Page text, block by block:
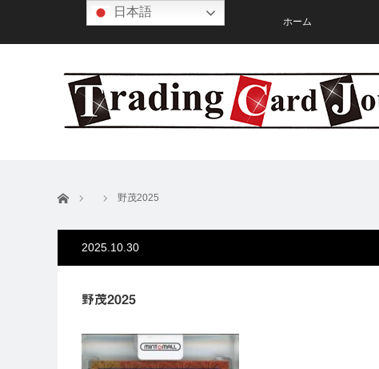
ホーム
ホーム 野茂2025
2025.10.30
野茂2025
日本語